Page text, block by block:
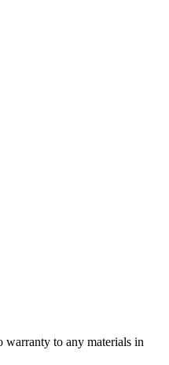
warranty to any materials in